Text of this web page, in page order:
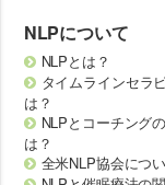
NLPについて
NLPとは？
タイムラインセラ
は？
NLPとコーチング
は？
全米NLP協会につ